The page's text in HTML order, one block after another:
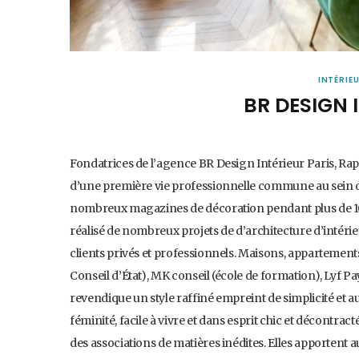
BR DESIGN
Fondatrices de l’agence BR Design Intérieur Paris,
d’une première vie professionnelle commune au sein
nombreux magazines de décoration pendant plus de
réalisé de nombreux projets de d’architecture
clients privés et professionnels. Maisons,
Conseil d’État), MK conseil (école de formation), Lyf
revendique un style raffiné empreint de simplicité et
féminité, facile à vivre et dans esprit chic et
des associations de matières inédites. Elles apportent